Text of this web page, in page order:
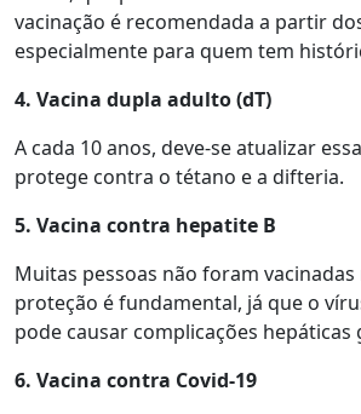
vacinação é recomendada a partir
especialmente para quem tem
4. Vacina dupla adulto (dT)
A cada 10 anos, deve-se atualizar
protege contra o tétano e a difteria.
5. Vacina contra hepatite B
Muitas pessoas não foram vacinadas
proteção é fundamental, já que o
pode causar complicações hepáticas
6. Vacina contra Covid-19